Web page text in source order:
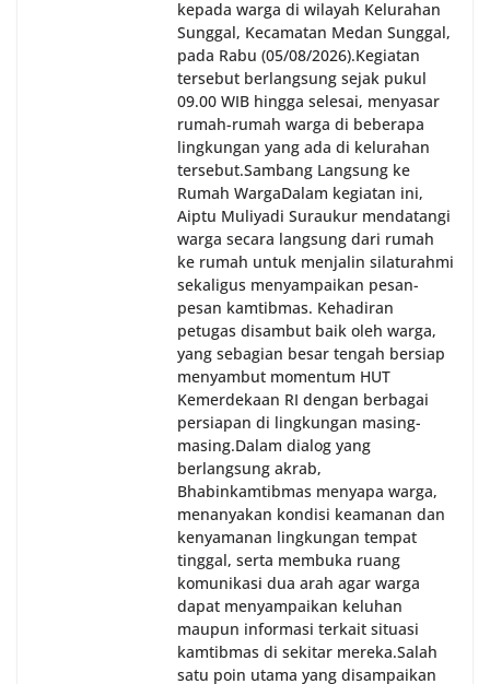
kepada warga di wilayah Kelurahan
Sunggal, Kecamatan Medan Sunggal,
pada Rabu (05/08/2026).‎‎Kegiatan
tersebut berlangsung sejak pukul
09.00 WIB hingga selesai, menyasar
rumah-rumah warga di beberapa
lingkungan yang ada di kelurahan
tersebut.‎Sambang Langsung ke
Rumah Warga‎Dalam kegiatan ini,
Aiptu Muliyadi Suraukur mendatangi
warga secara langsung dari rumah
ke rumah untuk menjalin silaturahmi
sekaligus menyampaikan pesan-
pesan kamtibmas. Kehadiran
petugas disambut baik oleh warga,
yang sebagian besar tengah bersiap
menyambut momentum HUT
Kemerdekaan RI dengan berbagai
persiapan di lingkungan masing-
masing.‎Dalam dialog yang
berlangsung akrab,
Bhabinkamtibmas menyapa warga,
menanyakan kondisi keamanan dan
kenyamanan lingkungan tempat
tinggal, serta membuka ruang
komunikasi dua arah agar warga
dapat menyampaikan keluhan
maupun informasi terkait situasi
kamtibmas di sekitar mereka.‎‎‎Salah
satu poin utama yang disampaikan